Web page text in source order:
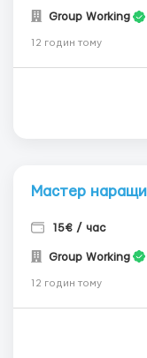
Group Working
12 годин тому
Мастер
15€ / час
Group Working
12 годин тому